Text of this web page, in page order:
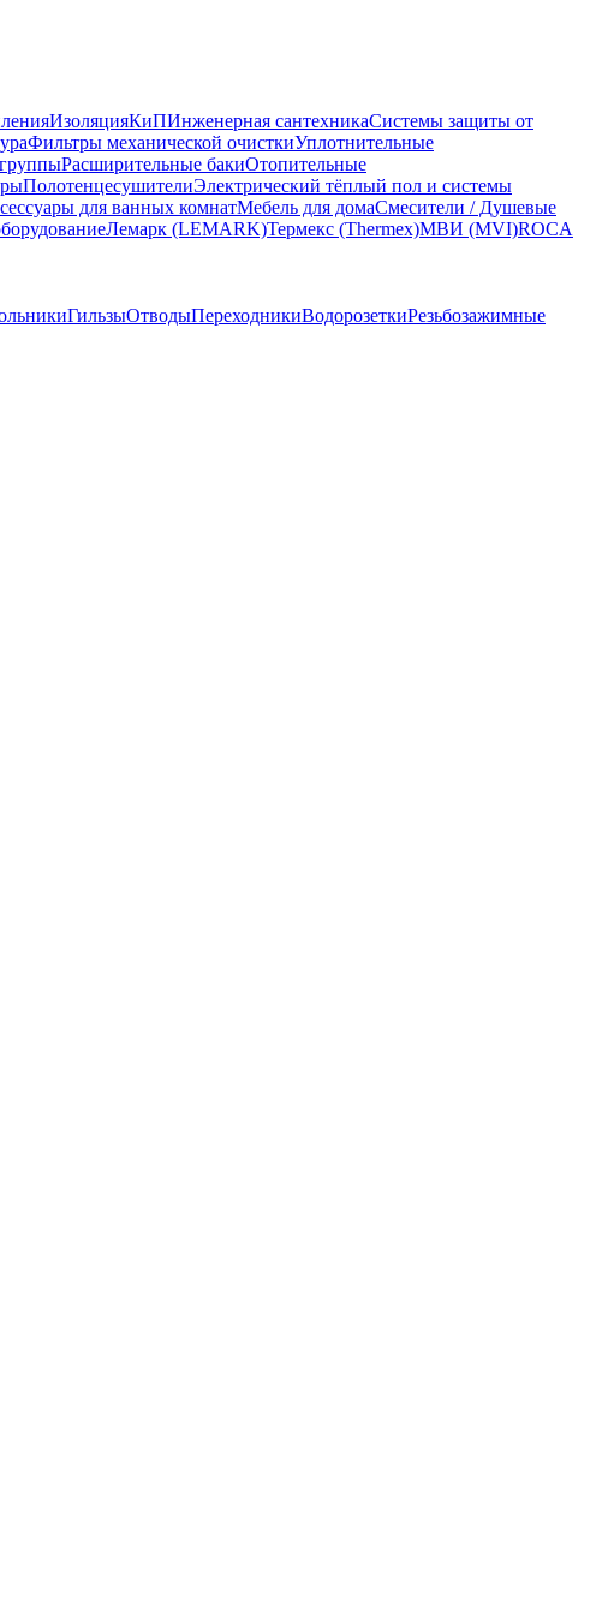
ИзоляцияКиПИнженерная сантехникаСистемы защиты от
Фильтры механической очисткиУплотнительные
Расширительные бакиОтопительные
ПолотенцесушителиЭлектрический тёплый пол и системы
для ванных комнатМебель для домаСмесители / Душевые
Лемарк (LEMARK)Термекс (Thermex)МВИ (MVI)ROCA
ГильзыОтводыПереходникиВодорозеткиРезьбозажимные